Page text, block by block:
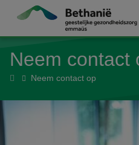
Overslaan en naar de inhoud
Neem contact
HomeNeem contact op